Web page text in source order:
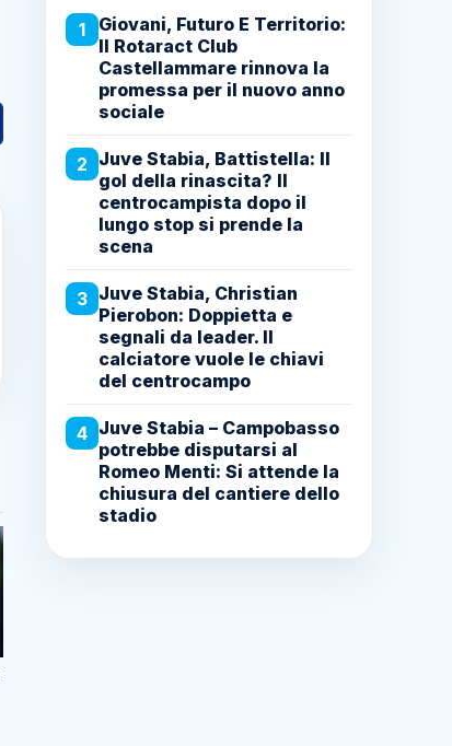
1
Giovani, Futuro E Territorio:
Il Rotaract Club
Castellammare rinnova la
promessa per il nuovo anno
sociale
2 Juve Stabia, Battistella: Il
gol della rinascita? Il
centrocampista dopo il
lungo stop si prende la
scena
3 Juve Stabia, Christian
Pierobon: Doppietta e
segnali da leader. Il
calciatore vuole le chiavi
del centrocampo
4 Juve Stabia – Campobasso
potrebbe disputarsi al
Romeo Menti: Si attende la
chiusura del cantiere dello
stadio